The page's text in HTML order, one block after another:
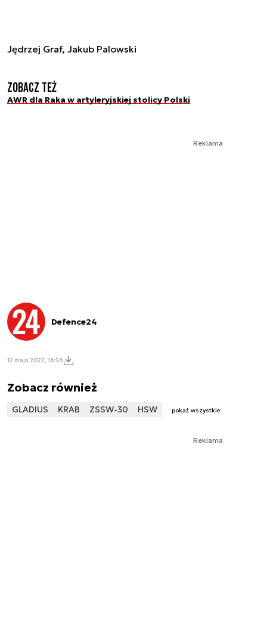
Jędrzej Graf, Jakub Palowski
Zobacz też
AWR dla Raka w artyleryjskiej stolicy Polski
Reklama
Defence24
12 maja 2022, 16:56
Zobacz również
GLADIUS KRAB ZSSW-30 HSW pokaż wszystkie
Reklama